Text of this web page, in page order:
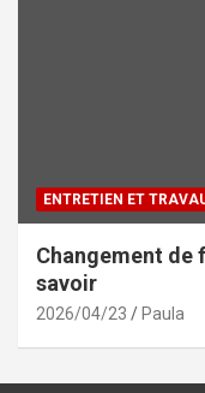
ENTRETIEN ET
Changement de
savoir
2026/04/23 Paula